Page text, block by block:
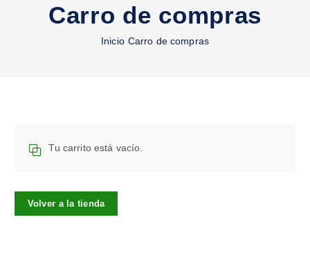
Carro de compras
Inicio Carro de compras
Tu carrito está vacío.
Volver a la tienda